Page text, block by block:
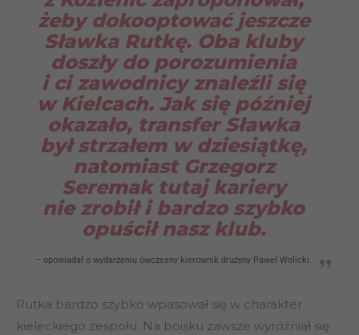
żeby dokooptować jeszcze
Sławka Rutkę. Oba kluby
doszły do porozumienia
i ci zawodnicy znaleźli się
w Kielcach. Jak się później
okazało, transfer Sławka
był strzałem w dziesiątkę,
natomiast Grzegorz
Seremak tutaj kariery
nie zrobił i bardzo szybko
opuścił nasz klub.
– opowiadał o wydarzeniu ówczesny kierownik drużyny Paweł Wolicki.
Rutka bardzo szybko wpasował się w charakter
kieleckiego zespołu. Na boisku zawsze wyróżniał się